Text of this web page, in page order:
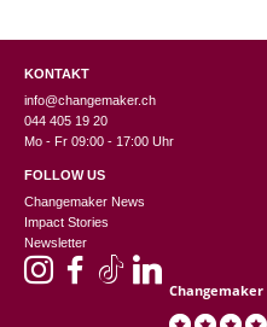
KONTAKT
info@changemaker.ch
044 405 19 20
Mo - Fr 09:00 - 17:00 Uhr
FOLLOW US
Changemaker News
Impact Stories
Newsletter
Changemaker